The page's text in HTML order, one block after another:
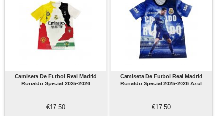
Camiseta De Futbol Real Madrid
Ronaldo Special 2025-2026
€17.50
Camiseta De Futbol Real Madrid
Ronaldo Special 2025-2026 Azul
€17.50